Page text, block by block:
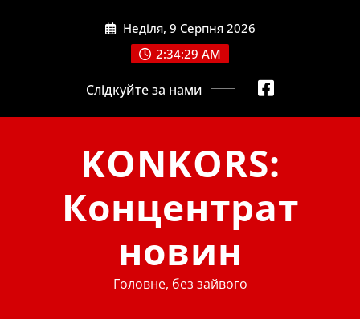
Неділя, 9 Серпня 2026
2:34:29 AM
Слідкуйте за нами
KONKORS:
Концентрат
новин
Головне, без зайвого